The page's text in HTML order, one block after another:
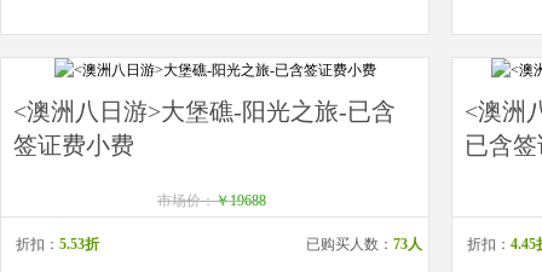
<澳洲八日游>大堡礁-阳光之旅-已含
签证费小费
市场价：￥19688
折扣： 5.53折 已购买人数： 73人
<澳洲
已含
折扣： 4.45